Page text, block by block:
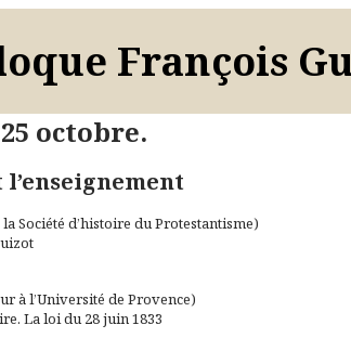
François
octobre.
l’enseignement
Société d’histoire du Protestantisme)
à l’Université de Provence)
La loi du 28 juin 1833